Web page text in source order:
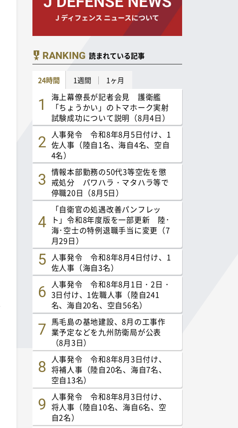
RANKING 読まれている記事
24時間 1週間 1ヶ月
海上幕僚長が記者会見 護衛艦
「ちょうかい」のトマホーク実射
試験成功について説明（8月4日）
人事発令 令和8年8月5日付け、1
佐人事（陸自1名、海自4名、空自
4名）
情報本部勤務の50代3等空佐を懲
戒処分 パワハラ・マタハラ等で
停職20日（8月5日）
「自衛官の処遇改善パンフレッ
ト」令和8年度版を一部更新 陸･
海･空士の特例退職手当に変更（7
月29日）
人事発令 令和8年8月4日付け、1
佐人事（海自3名）
人事発令 令和8年8月1日・2日・
3日付け、1佐職人事（陸自241
名、海自20名、空自56名）
馬毛島の基地建設、8月の工事作
業予定などを九州防衛局が公表
（8月3日）
人事発令 令和8年8月3日付け、
将補人事（陸自20名、海自7名、
空自13名）
人事発令 令和8年8月3日付け、
将人事（陸自10名、海自6名、空
自2名）